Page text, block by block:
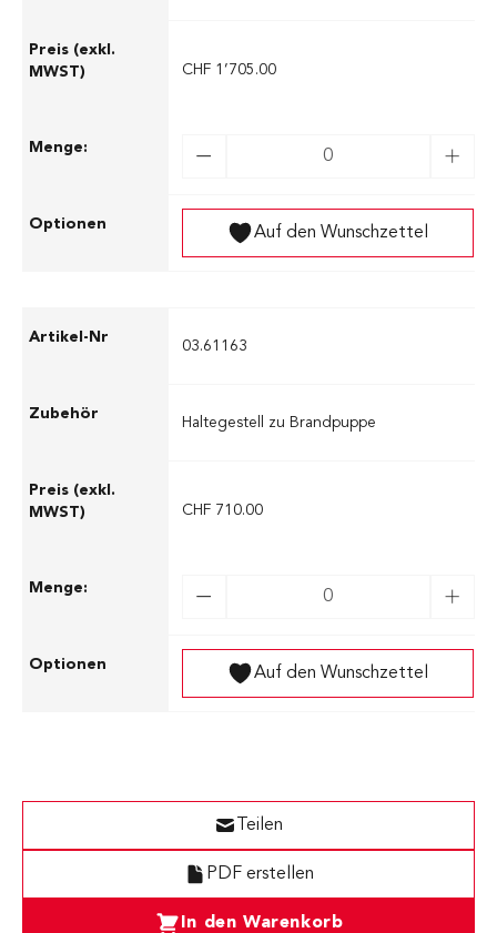
CHF 1’705.00
Auf den Wunschzettel
03.61163
Haltegestell zu Brandpuppe
CHF 710.00
Auf den Wunschzettel
In den Warenkorb
PDF erstellen
Teilen